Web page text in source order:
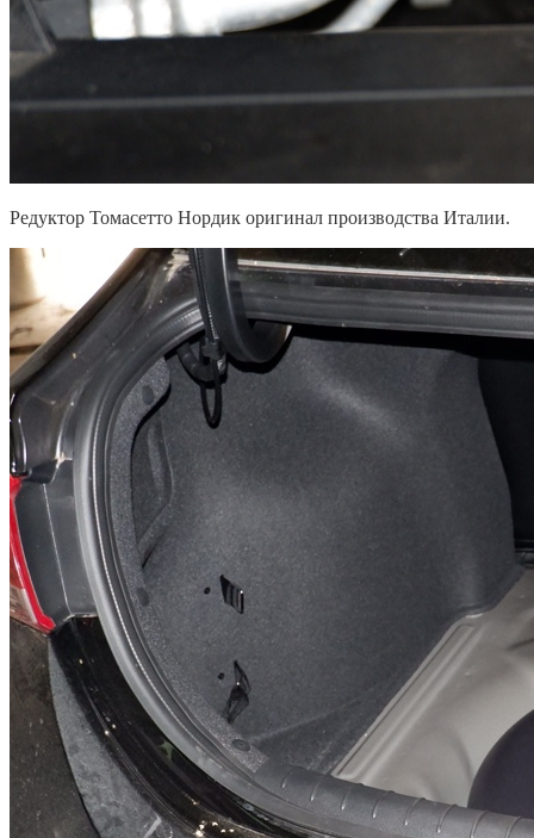
Редуктор Томасетто Нордик оригинал производства Италии.